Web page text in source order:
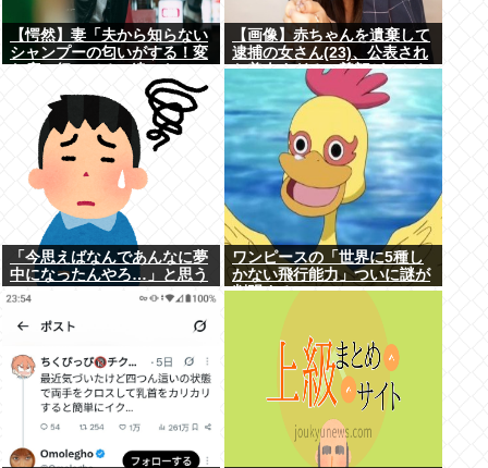
【愕然】妻「夫から知らない
シャンプーの匂いがする！変
い！！！」探偵「調べたとこ
ろ･･･」⇒結果ｗｗ
【画像】赤ちゃんを遺棄して
逮捕の女さん(23)、公表され
た美人すぎるご尊顔がこちら
「今思えばなんであんなに夢
中になったんやろ…」と思う
コンテンツ
ワンピースの「世界に5種し
かない飛行能力」ついに謎が
判明するwww